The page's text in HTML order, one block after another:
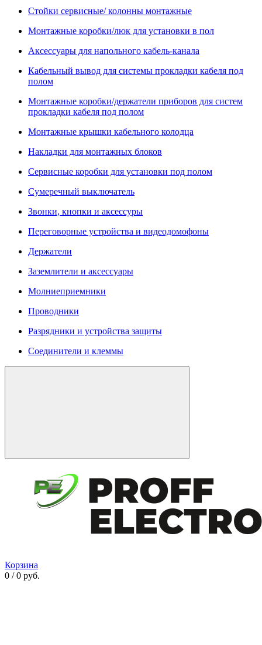
Стойки сервисные/ колонны монтажные
Монтажные коробки/люк для установки в пол
Аксессуары для напольного кабель-канала
Кабельный вывод для системы прокладки кабеля под
полом
Монтажные коробки/держатели приборов для систем
прокладки кабеля под полом
Монтажные крышки кабельного колодца
Накладки для монтажных блоков
Сервисные коробки для установки под полом
Сумеречный выключатель
Звонки, кнопки и аксессуры
Переговорные устройства и видеодомофоны
Держатели
Заземлители и аксессуары
Молниеприемники
Проводники
Разрядники и устройства защиты
Соединители и клеммы
Корзина
0 / 0 руб.